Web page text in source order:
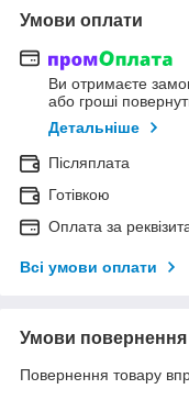
Умови оплати
Ви отримаєте
або гроші
Детальніше
Післяплата
Готівкою
Оплата за
Всі умови оплати
Умови повернення
Повернення товару